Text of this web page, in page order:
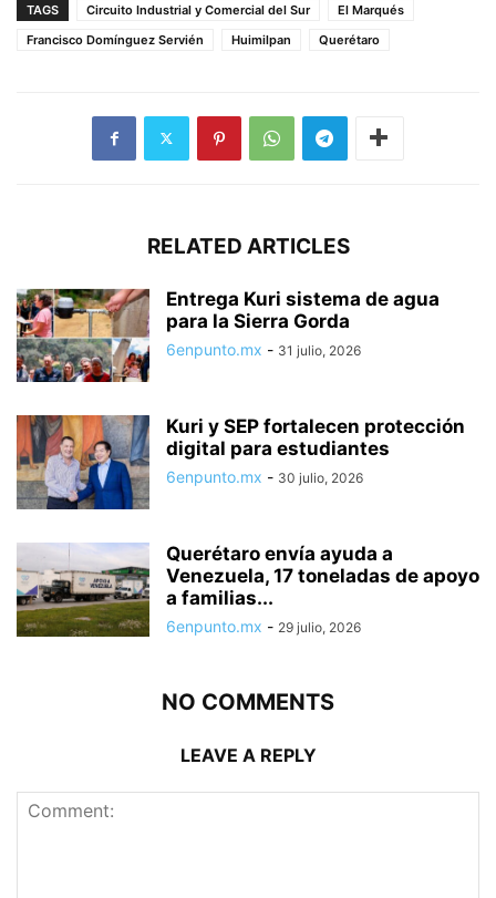
TAGS Circuito Industrial y Comercial del Sur
El Marqués
Francisco Domínguez Servién
Huimilpan Querétaro
RELATED ARTICLES
Entrega Kuri sistema de agua
para la Sierra Gorda
6enpunto.mx - 31 julio, 2026
Kuri y SEP fortalecen protección
digital para estudiantes
6enpunto.mx - 30 julio, 2026
Querétaro envía ayuda a
Venezuela, 17 toneladas de apoyo
a familias...
6enpunto.mx - 29 julio, 2026
NO COMMENTS
LEAVE A REPLY